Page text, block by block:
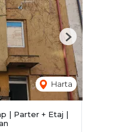
Harta
Next
| Parter + Etaj |